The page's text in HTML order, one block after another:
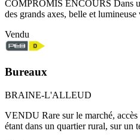
COMPROMIS ENCOURS Dans
des grands axes, belle et
Vendu
Bureaux
BRAINE-L'ALLEUD
VENDU Rare sur le marché, accès
étant dans un quartier rural, sur un